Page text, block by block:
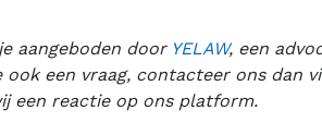
aangeboden door YELAW, een
ook een vraag, contacteer ons dan
een reactie op ons platform.